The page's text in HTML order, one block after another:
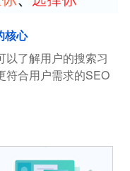
核心
以了解用户的搜索习
符合用户需求的SEO